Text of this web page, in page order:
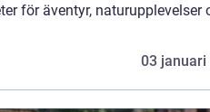
för äventyr, naturupplevelser
03 januari